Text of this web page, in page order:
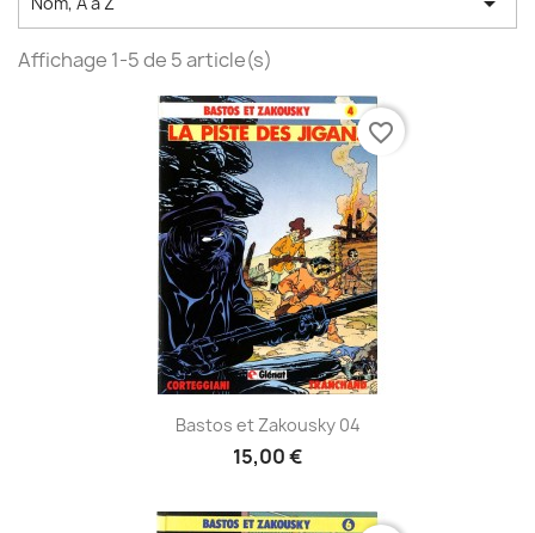
Affichage 1-5 de 5 article(s)
Bastos et Zakousky 04
15,00 €
favorite_border